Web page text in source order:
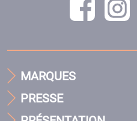
MARQUES
PRESSE